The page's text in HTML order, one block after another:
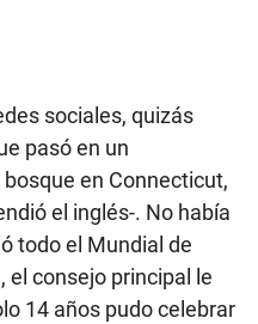
sociales, quizás
pasó en un
en Connecticut,
el inglés-. No había
todo el Mundial de
el consejo principal le
14 años pudo celebrar